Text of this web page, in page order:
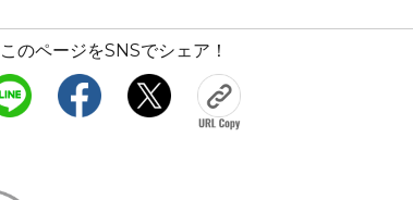
このページをSNSでシェア！